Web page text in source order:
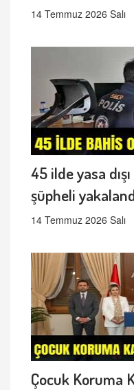
14 Temmuz 2026 Salı
45 ilde yasa
şüpheli
14 Temmuz 2026 Salı
Çocuk Koruma